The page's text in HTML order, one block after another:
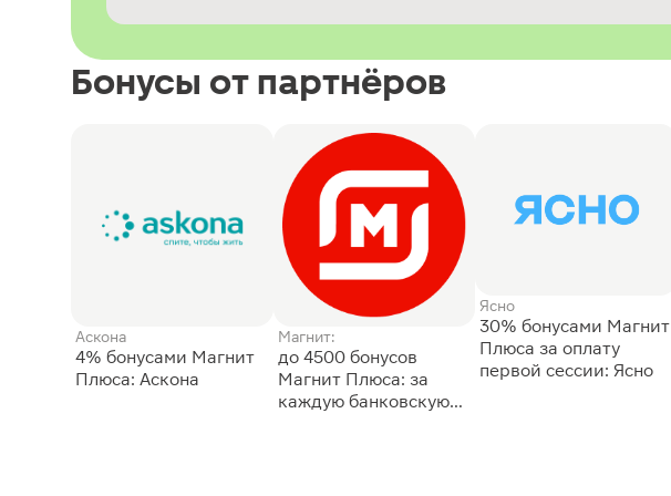
Бонусы от партнёров
Аскона
4% бонусами Магнит
Плюса: Аскона
Магнит:
до 4500 бонусов
Магнит Плюса: за
каждую банковскую
Ясно
30% бонусами Магнит
Плюса за оплату
первой сессии: Ясно